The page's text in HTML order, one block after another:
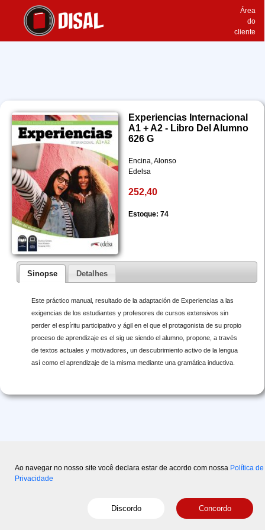
Área
do
cliente
Experiencias Internacional
A1 + A2 - Libro Del Alumno
626 G
Encina, Alonso
Edelsa
252,40
Estoque: 74
Sinopse Detalhes
Este práctico manual, resultado de la adaptación de Experiencias a las
exigencias de los estudiantes y profesores de cursos extensivos sin
perder el espíritu participativo y ágil en el que el protagonista de su propio
proceso de aprendizaje es el sig ue siendo el alumno, propone, a través
de textos actuales y motivadores, un descubrimiento activo de la lengua
así como el aprendizaje de la misma mediante una gramática inductiva.
Ao navegar no nosso site você declara estar de acordo com nossa Política de
Privacidade